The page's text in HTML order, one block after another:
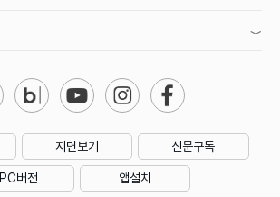
지면보기 신문구독
PC버전 앱설치